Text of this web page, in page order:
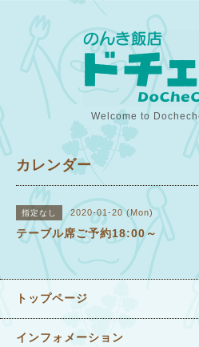
Welcome to
カレンダー
指定なし 2020-01-20 (Mon)
テーブル席ご予約18:00～
トップページ
インフォメーション